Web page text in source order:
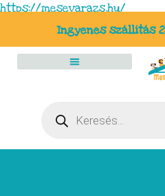
https://mesevarazs.hu/
Ingyenes szállítás